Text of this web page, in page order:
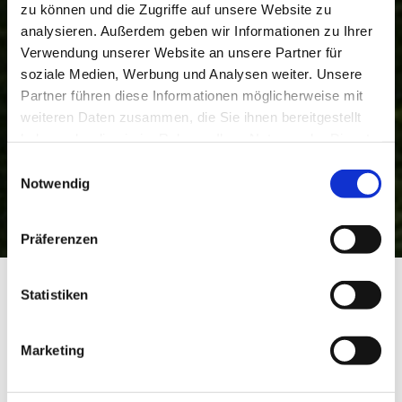
zu können und die Zugriffe auf unsere Website zu
analysieren. Außerdem geben wir Informationen zu Ihrer
Verwendung unserer Website an unsere Partner für
soziale Medien, Werbung und Analysen weiter. Unsere
Partner führen diese Informationen möglicherweise mit
weiteren Daten zusammen, die Sie ihnen bereitgestellt
Notwendig
Präferenzen
Statistiken
Marketing
Über Höhenweg nach Bad
Rad, Radfahren|Schwierigkeit: leicht